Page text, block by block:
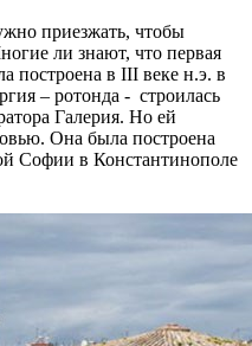
приезжать, чтобы
ли знают, что первая
построена в III веке н.э. в
– ротонда - строилась
Галерия. Но ей
Она была построена
Софии в Константинополе